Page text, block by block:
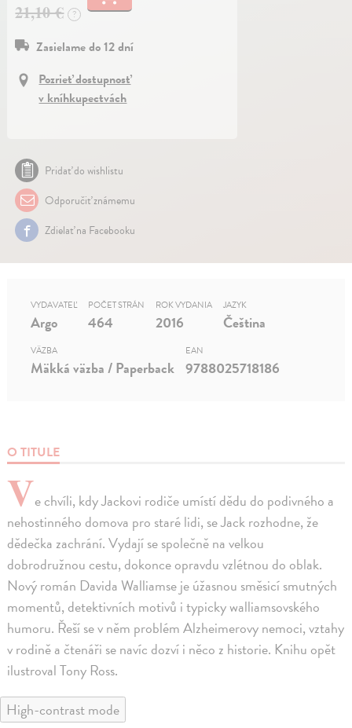
21,10 €
?
Zasielame do 12 dní
Pozrieť dostupnosť
v kníhkupectvách
Pridať do wishlistu
Odporučiť známemu
Zdielať na Facebooku
O TITULE
Ve chvíli, kdy Jackovi rodiče umístí dědu do podivného a
nehostinného domova pro staré lidi, se Jack rozhodne, že
dědečka zachrání. Vydají se společně na velkou
dobrodružnou cestu, dokonce opravdu vzlétnou do oblak.
Nový román Davida Walliamse je úžasnou směsicí smutných
momentů, detektivních motivů i typicky walliamsovského
humoru. Řeší se v něm problém Alzheimerovy nemoci, vztahy
v rodině a čtenáři se navíc dozví i něco z historie. Knihu opět
ilustroval Tony Ross.
VYDAVATEĽ
Argo
POČET STRÁN
464
ROK VYDANIA
2016
JAZYK
Čeština
VÄZBA
Mäkká väzba / Paperback
EAN
9788025718186
High-contrast mode